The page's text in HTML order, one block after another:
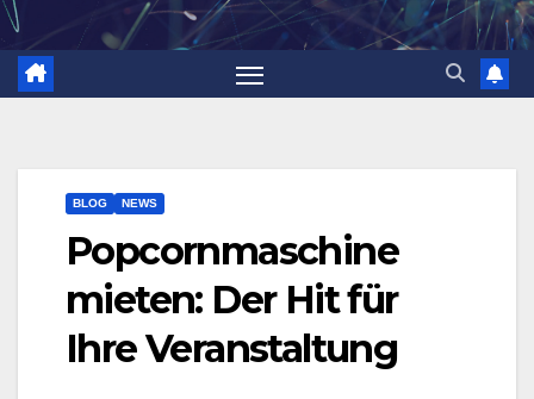
BLOG NEWS
Popcornmaschine
mieten: Der Hit für
Ihre Veranstaltung